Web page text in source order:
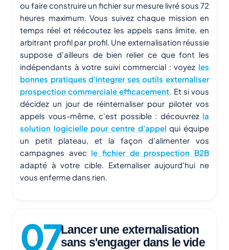
ou faire construire un fichier sur mesure livré sous 72
heures maximum. Vous suivez chaque mission en
temps réel et réécoutez les appels sans limite, en
arbitrant profil par profil. Une externalisation réussie
suppose d'ailleurs de bien relier ce que font les
indépendants à votre suivi commercial : voyez les
bonnes pratiques d'integrer ses outils externaliser
prospection commerciale efficacement. Et si vous
décidez un jour de réinternaliser pour piloter vos
appels vous-même, c'est possible : découvrez la
solution logicielle pour centre d'appel qui équipe
un petit plateau, et la façon d'alimenter vos
campagnes avec le fichier de prospection B2B
adapté à votre cible. Externaliser aujourd'hui ne
vous enferme dans rien.
Lancer une externalisation
sans s'engager dans le vide